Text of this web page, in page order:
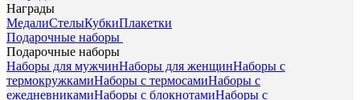
Награды
МедалиСтелыКубкиПлакетки
Подарочные наборы
Подарочные наборы
Наборы для мужчинНаборы для женщинНаборы с
термокружкамиНаборы с термосамиНаборы с
ежедневникамиНаборы с блокнотамиНаборы с